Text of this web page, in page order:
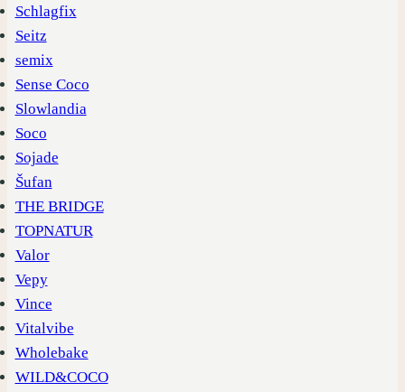
Schlagfix
Seitz
semix
Sense Coco
Slowlandia
Soco
Sojade
Šufan
THE BRIDGE
TOPNATUR
Valor
Vepy
Vince
Vitalvibe
Wholebake
WILD&COCO